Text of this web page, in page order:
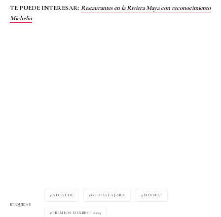
TE PUEDE INTERESAR: Restaurantes en la Riviera Maya con reconocimiento
Michelin
ETIQUETAS
ALCALDE GUADALAJARA MEXBEST
PREMIOS MEXBEST 2025